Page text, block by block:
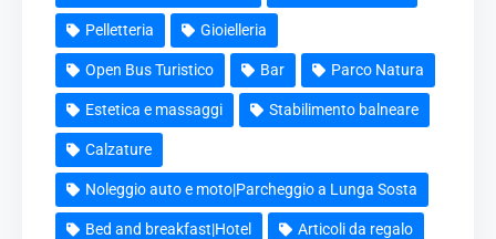
Pelletteria Gioielleria
Open Bus Turistico Bar Parco Natura
Estetica e massaggi Stabilimento balneare
Calzature
Noleggio auto e moto|Parcheggio a Lunga Sosta
Bed and breakfast|Hotel Articoli da regalo